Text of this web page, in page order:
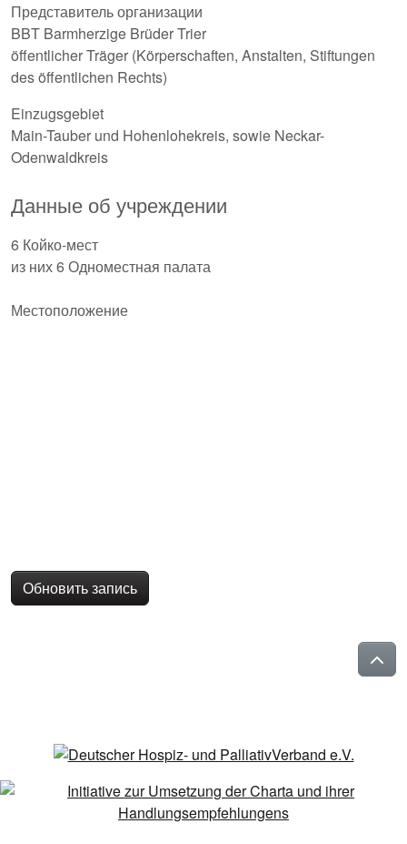
Представитель организации
BBT Barmherzige Brüder Trier
öffentlicher Träger (Körperschaften, Anstalten, Stiftungen
des öffentlichen Rechts)
Einzugsgebiet
Main-Tauber und Hohenlohekreis, sowie Neckar-
Odenwaldkreis
Данные об учреждении
6 Койко-мест
из них 6 Одноместная палата
Местоположение
Обновить запись